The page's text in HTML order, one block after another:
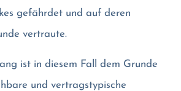
gefährdet und auf deren
vertraute.
ist in diesem Fall dem Grunde
und vertragstypische